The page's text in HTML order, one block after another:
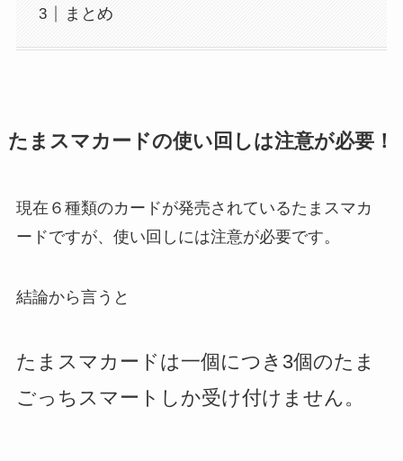
まとめ
たまスマカードの使い回しは注意が必要！
現在６種類のカードが発売されているたまスマカ
ードですが、使い回しには注意が必要です。
結論から言うと
たまスマカードは一個につき 3個のたま
ごっちスマートしか受け付けません。